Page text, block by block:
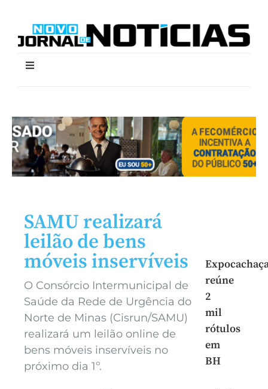
SAMU realizará
leilão de bens
móveis inservíveis
O Consórcio Intermunicipal de
Saúde da Rede de Urgência do
Norte de Minas (Cisrun/SAMU)
realizará um leilão online de
bens móveis inservíveis no
próximo dia 1º.
reúne
2
mil
rótulos
em
BH